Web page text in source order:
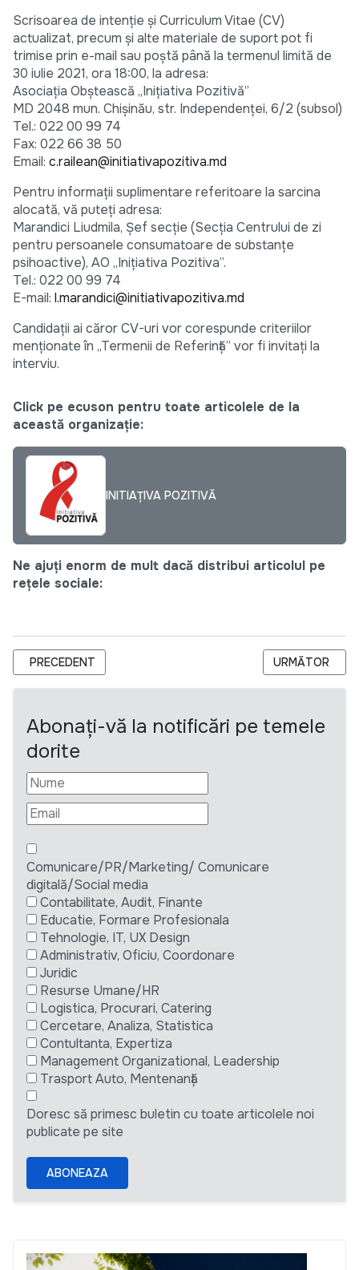
Scrisoarea de intenție și Curriculum Vitae (CV)
actualizat, precum și alte materiale de suport pot fi
trimise prin e-mail sau poștă până la termenul limită de
30 iulie 2021, ora 18:00, la adresa:
Asociația Obștească „Inițiativa Pozitivă”
MD 2048 mun. Chișinău, str. Independenței, 6/2 (subsol)
Tel.: 022 00 99 74
Fax: 022 66 38 50
Email: c.railean@initiativapozitiva.md
Pentru informații suplimentare referitoare la sarcina
alocată, vă puteți adresa:
Marandici Liudmila, Șef secție (Secția Centrului de zi
pentru persoanele consumatoare de substanțe
psihoactive), AO „Inițiativa Pozitiva”.
Tel.: 022 00 99 74
E-mail: l.marandici@initiativapozitiva.md
Candidații ai căror CV-uri vor corespunde criteriilor
menționate în „Termenii de Referință” vor fi invitați la
interviu.
Click pe ecuson pentru toate articolele de la
această organizație:
INITIAȚIVA POZITIVĂ
Ne ajuți enorm de mult dacă distribui articolul pe
rețele sociale:
ARTICOL PRECEDENT: AGENȚIA DE INVESTIȚII ANUNȚĂ
PRECEDENT ARTICOLUL
URMĂTOR
Abonați-vă la notificări pe temele
dorite
Comunicare/PR/Marketing/ Comunicare
digitală/Social media
Contabilitate, Audit, Finante
Educatie, Formare Profesionala
Tehnologie, IT, UX Design
Administrativ, Oficiu, Coordonare
Juridic
Resurse Umane/HR
Logistica, Procurari, Catering
Cercetare, Analiza, Statistica
Contultanta, Expertiza
Management Organizational, Leadership
Trasport Auto, Mentenanță
Doresc să primesc buletin cu toate articolele noi
publicate pe site
ABONEAZA